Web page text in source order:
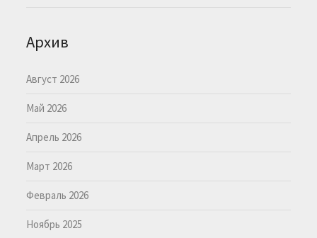
Архив
Август 2026
Май 2026
Апрель 2026
Март 2026
Февраль 2026
Ноябрь 2025